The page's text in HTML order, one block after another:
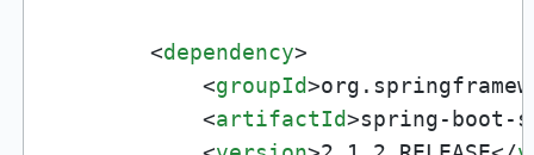
<dependency>
<groupId>
<artifactId>spring-boot-